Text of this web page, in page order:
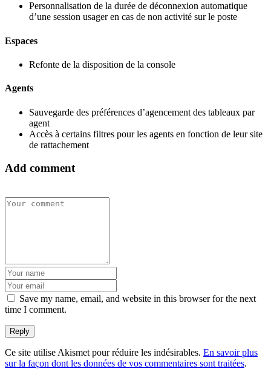
Personnalisation de la durée de déconnexion automatique
d’une session usager en cas de non activité sur le poste
Espaces
Refonte de la disposition de la console
Agents
Sauvegarde des préférences d’agencement des tableaux par
agent
Accès à certains filtres pour les agents en fonction de leur site
de rattachement
Add comment
Save my name, email, and website in this browser for the next
time I comment.
Ce site utilise Akismet pour réduire les indésirables. En savoir plus
sur la façon dont les données de vos commentaires sont traitées.